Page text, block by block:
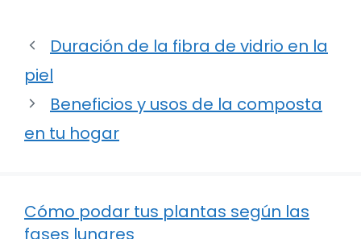
Duración de la fibra de vidrio en la
piel
Beneficios y usos de la composta
en tu hogar
Cómo podar tus plantas según las
fases lunares